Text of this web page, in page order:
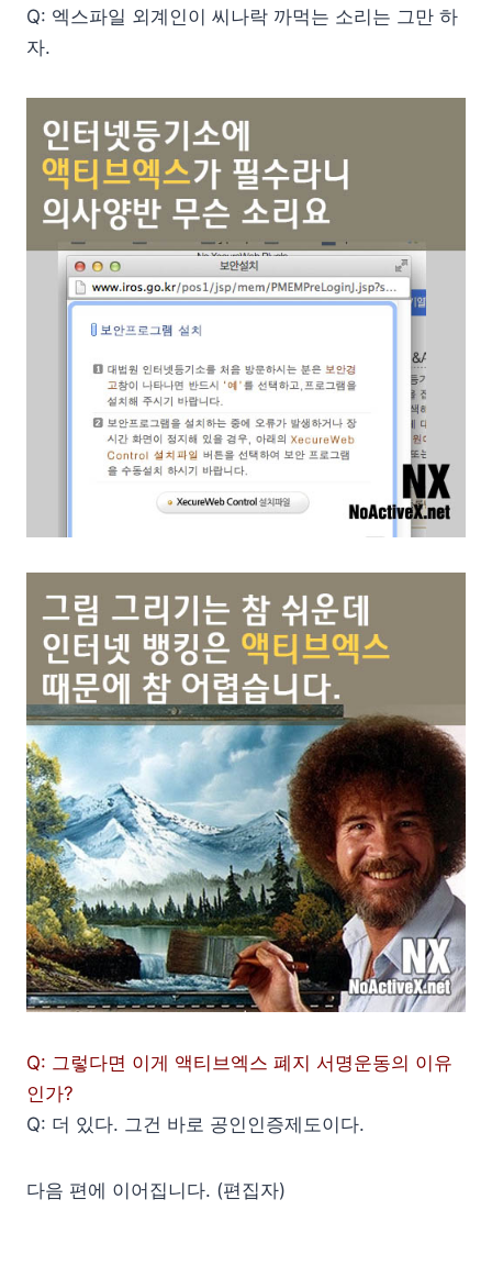
Q: 엑스파일 외계인이 씨나락 까먹는 소리는 그만 하
자.
Q: 그렇다면 이게 액티브엑스 폐지 서명운동의 이유
인가?
Q: 더 있다. 그건 바로 공인인증제도이다.
다음 편에 이어집니다. (편집자)